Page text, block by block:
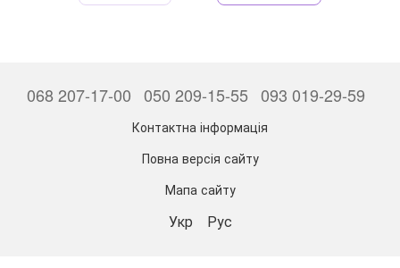
068 207-17-00 050 209-15-55 093 019-29-59
Контактна інформація
Повна версія сайту
Мапа сайту
Укр Рус